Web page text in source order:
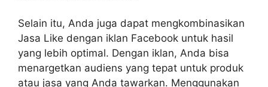
Selain itu, Anda juga dapat mengkombinasikan
Jasa Like dengan iklan Facebook untuk hasil
yang lebih optimal. Dengan iklan, Anda bisa
menargetkan audiens yang tepat untuk produk
atau jasa yang Anda tawarkan. Menggunakan